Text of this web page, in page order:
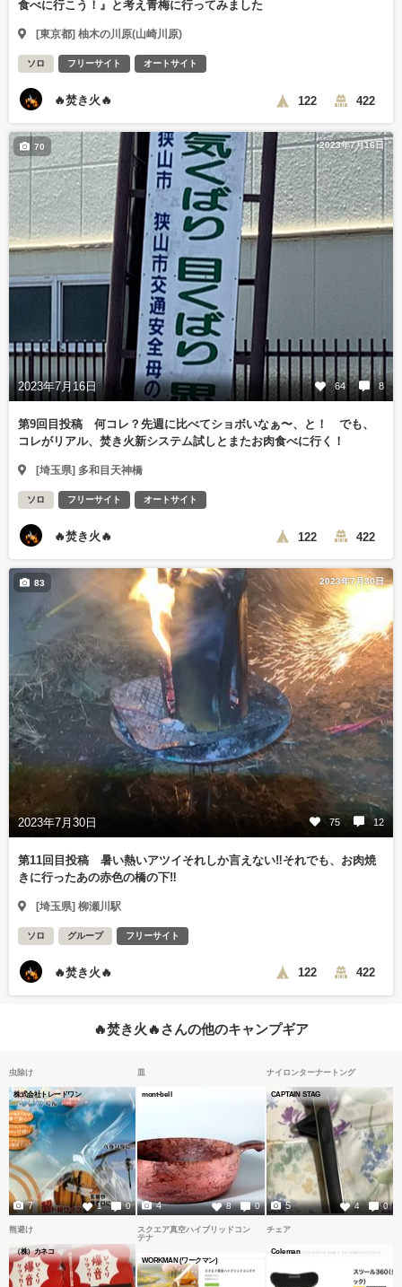
食べに行こう！』と考え青梅に行ってみました
[東京都] 柚木の川原(山崎川原)
ソロ フリーサイト オートサイト
🔥焚き火🔥 122 422
2023年7月16日
2023年7月16日 64 8
70
第9回目投稿 何コレ？先週に比べてショボいなぁ〜、と！ でも、
コレがリアル、焚き火新システム試しとまたお肉食べに行く！
[埼玉県] 多和目天神橋
ソロ フリーサイト オートサイト
🔥焚き火🔥 122 422
2023年7月30日
2023年7月30日 75 12
83
第11回目投稿 暑い熱いアツイそれしか言えない‼️それでも、お肉焼
きに行ったあの赤色の橋の下‼️
[埼玉県] 柳瀬川駅
ソロ グループ フリーサイト
🔥焚き火🔥 122 422
🔥焚き火🔥さんの他のキャンプギア
虫除け
株式会社トレードワン
1 0
7
皿
mont-bell
8 0
4
ナイロンターナートング
CAPTAIN STAG
4 0
5
熊避け
（株）カネコ
スクエア真空ハイブリッドコン
テナ
WORKMAN (ワークマン)
チェア
Coleman